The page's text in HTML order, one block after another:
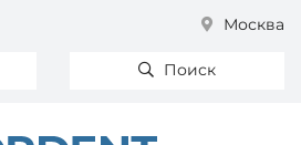
Москва
Поиск